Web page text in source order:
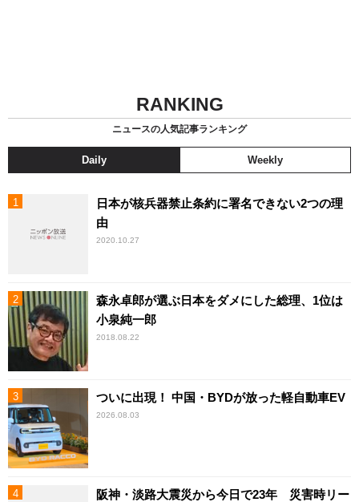
RANKING
ニュースの人気記事ランキング
Daily Weekly
日本が核兵器禁止条約に署名できない2つの理
由
2020.10.27
森永卓郎が選ぶ日本をダメにした総理、1位は
小泉純一郎
2018.08.22
ついに出現！ 中国・BYDが放った軽自動車EV
2026.08.03
阪神・淡路大震災から今日で23年 災害時リー